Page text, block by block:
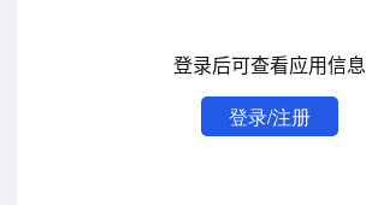
登录后可查看应用信息
登录/注册